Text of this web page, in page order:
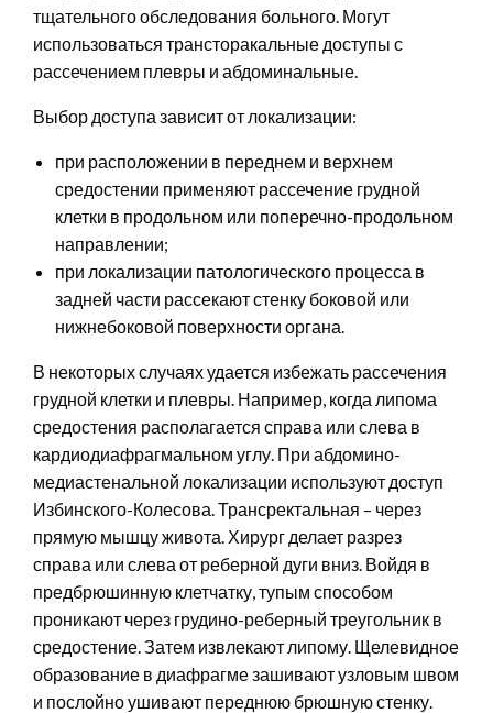
тщательного обследования больного. Могут
использоваться трансторакальные доступы с
рассечением плевры и абдоминальные.
Выбор доступа зависит от локализации:
при расположении в переднем и верхнем
средостении применяют рассечение грудной
клетки в продольном или поперечно-продольном
направлении;
при локализации патологического процесса в
задней части рассекают стенку боковой или
нижнебоковой поверхности органа.
В некоторых случаях удается избежать рассечения
грудной клетки и плевры. Например, когда липома
средостения располагается справа или слева в
кардиодиафрагмальном углу. При абдомино-
медиастенальной локализации используют доступ
Избинского-Колесова. Трансректальная – через
прямую мышцу живота. Хирург делает разрез
справа или слева от реберной дуги вниз. Войдя в
предбрюшинную клетчатку, тупым способом
проникают через грудино-реберный треугольник в
средостение. Затем извлекают липому. Щелевидное
образование в диафрагме зашивают узловым швом
и послойно ушивают переднюю брюшную стенку.